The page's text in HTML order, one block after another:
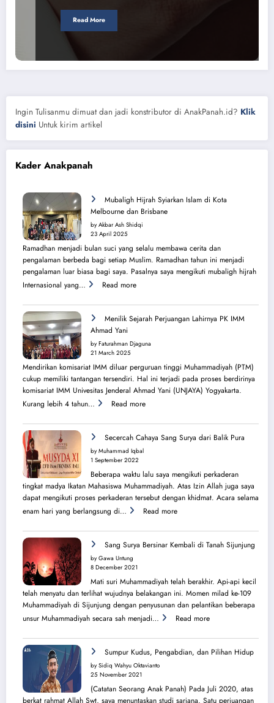
Read More
Ingin Tulisanmu dimuat dan jadi konstributor di AnakPanah.id? Klik
disini Untuk kirim artikel
Kader Anakpanah
Mubaligh Hijrah Syiarkan Islam di Kota
Melbourne dan Brisbane
by Akbar Ash Shidqi
23 April 2025
Ramadhan menjadi bulan suci yang selalu membawa cerita dan
pengalaman berbeda bagi setiap Muslim. Ramadhan tahun ini menjadi
pengalaman luar biasa bagi saya. Pasalnya saya mengikuti mubaligh hijrah
Internasional yang…
Read more:
Hijrah
Syiarkan
di
Melbourne
dan
Brisbane
Menilik Sejarah Perjuangan Lahirnya PK IMM
Ahmad Yani
by Faturahman Djaguna
21 March 2025
Mendirikan komisariat IMM diluar perguruan tinggi Muhammadiyah (PTM)
cukup memiliki tantangan tersendiri. Hal ini terjadi pada proses berdirinya
komisariat IMM Univesitas Jenderal Ahmad Yani (UNJAYA) Yogyakarta.
Kurang lebih 4 tahun…
Read more:
Sejarah
Perjuangan
IMM
Ahmad
Yani
Secercah Cahaya Sang Surya dari Balik Pura
by Muhammad Iqbal
1 September 2022
Beberapa waktu lalu saya mengikuti perkaderan
tingkat madya Ikatan Mahasiswa Muhammadiyah. Atas Izin Allah juga saya
dapat mengikuti proses perkaderan tersebut dengan khidmat. Acara selama
enam hari yang berlangsung di…
Read more:
Cahaya
Sang
Balik
Pura
Sang Surya Bersinar Kembali di Tanah Sijunjung
by Gawa Untung
8 December 2021
Mati suri Muhammadiyah telah berakhir. Api-api kecil
telah menyatu dan terlihat wujudnya belakangan ini. Momen milad ke-109
Muhammadiyah di Sijunjung dengan penyusunan dan pelantikan beberapa
unsur Muhammadiyah secara sah menjadi…
Read more:
Surya
Bersinar
Tanah
Sijunjung
Sumpur Kudus, Pengabdian, dan Pilihan Hidup
by Sidiq Wahyu Oktavianto
25 November 2021
(Catatan Seorang Anak Panah) Pada Juli 2020, atas
berkat rahmat Allah Swt, saya menuntaskan studi sarjana. Satu perjuangan